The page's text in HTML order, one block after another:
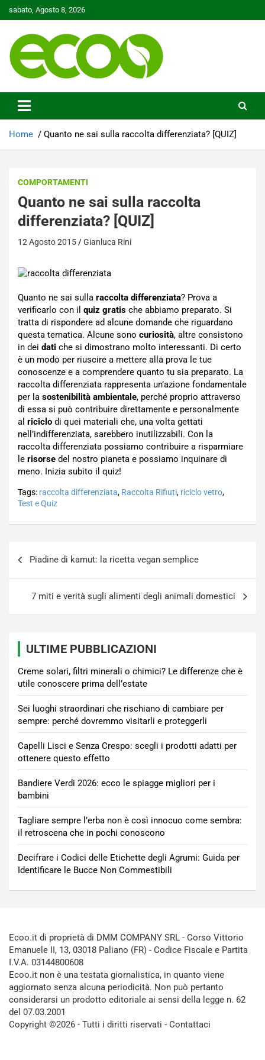
to
sabato, Agosto 8, 2026
Ecoo.it
Home Quanto ne sai sulla raccolta differenziata? [QUIZ]
COMPORTAMENTI
Quanto ne sai sulla raccolta
differenziata? [QUIZ]
12 Agosto 2015 Gianluca Rini
Quanto ne sai sulla raccolta differenziata? Prova a
verificarlo con il quiz gratis che abbiamo preparato. Si
tratta di rispondere ad alcune domande che riguardano
questa tematica. Alcune sono curiosità, altre consistono
in dei dati che si dimostrano molto interessanti. Di certo
è un modo per riuscire a mettere alla prova le tue
conoscenze e a comprendere quanto tu sia preparato. La
raccolta differenziata rappresenta un’azione fondamentale
per la sostenibilità ambientale, perché proprio attraverso
di essa si può contribuire direttamente e personalmente
al riciclo di quei materiali che, una volta gettati
nell’indifferenziata, sarebbero inutilizzabili. Con la
raccolta differenziata possiamo contribuire a risparmiare
le risorse del nostro pianeta e possiamo inquinare di
meno. Inizia subito il quiz!
Tags: raccolta differenziata, Raccolta Rifiuti, riciclo vetro,
Test e Quiz
Piadine di kamut: la ricetta vegan semplice
7 miti e verità sugli alimenti degli animali domestici
ULTIME PUBBLICAZIONI
Creme solari, filtri minerali o chimici? Le differenze che è
utile conoscere prima dell’estate
Sei luoghi straordinari che rischiano di cambiare per
sempre: perché dovremmo visitarli e proteggerli
Capelli Lisci e Senza Crespo: scegli i prodotti adatti per
ottenere questo effetto
Bandiere Verdi 2026: ecco le spiagge migliori per i
bambini
Tagliare sempre l’erba non è così innocuo come sembra:
il retroscena che in pochi conoscono
Decifrare i Codici delle Etichette degli Agrumi: Guida per
Identificare le Bucce Non Commestibili
Ecoo.it di proprietà di DMM COMPANY SRL - Corso Vittorio
Emanuele II, 13, 03018 Paliano (FR) - Codice Fiscale e Partita
I.V.A. 03144800608
Ecoo.it non è una testata giornalistica, in quanto viene
aggiornato senza alcuna periodicità. Non può pertanto
considerarsi un prodotto editoriale ai sensi della legge n. 62
del 07.03.2001
Copyright ©2026 - Tutti i diritti riservati - Contattaci